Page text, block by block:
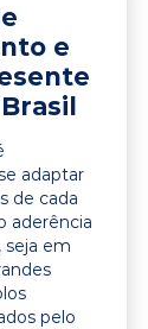
e
adaptar
de cada
aderência
seja em
pelo